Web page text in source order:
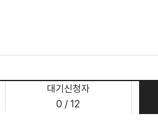
대기신청자
0 / 12